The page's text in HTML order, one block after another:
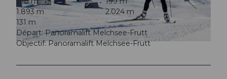
© Obwalden Tourismus, Obwalden Tourismus
1.893 m
2.024 m
131 m
Départ: Panoramalift Melchsee-Frutt
Objectif: Panoramalift Melchsee-Frutt